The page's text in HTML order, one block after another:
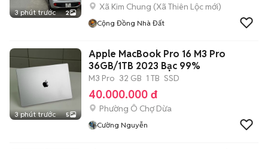
3 phút trước 2
Xã Kim Chung (Xã Thiên Lộc mới)
Cộng Đồng Nhà Đất
3 phút trước 5
Apple MacBook Pro 16 M3 Pro
36GB/1TB 2023 Bạc 99%
M3 Pro 32 GB 1 TB SSD
40.000.000 đ
Phường Ô Chợ Dừa
Cường Nguyễn